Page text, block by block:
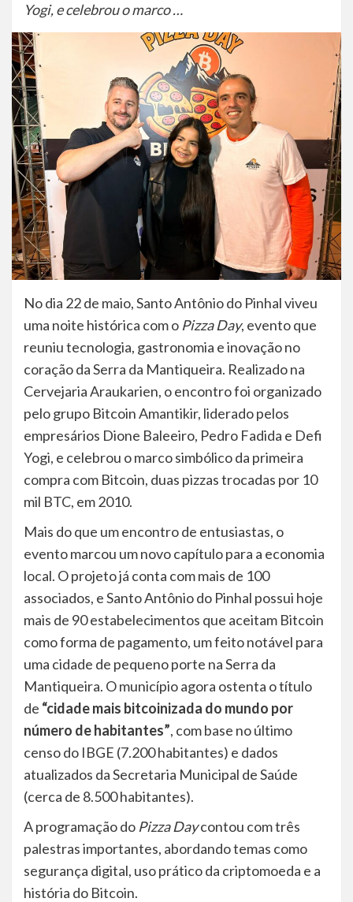
Yogi, e celebrou o marco …
No dia 22 de maio, Santo Antônio do Pinhal viveu
uma noite histórica com o Pizza Day, evento que
reuniu tecnologia, gastronomia e inovação no
coração da Serra da Mantiqueira. Realizado na
Cervejaria Araukarien, o encontro foi organizado
pelo grupo Bitcoin Amantikir, liderado pelos
empresários Dione Baleeiro, Pedro Fadida e Defi
Yogi, e celebrou o marco simbólico da primeira
compra com Bitcoin, duas pizzas trocadas por 10
mil BTC, em 2010.
Mais do que um encontro de entusiastas, o
evento marcou um novo capítulo para a economia
local. O projeto já conta com mais de 100
associados, e Santo Antônio do Pinhal possui hoje
mais de 90 estabelecimentos que aceitam Bitcoin
como forma de pagamento, um feito notável para
uma cidade de pequeno porte na Serra da
Mantiqueira. O município agora ostenta o título
de “cidade mais bitcoinizada do mundo por
número de habitantes”, com base no último
censo do IBGE (7.200 habitantes) e dados
atualizados da Secretaria Municipal de Saúde
(cerca de 8.500 habitantes).
A programação do Pizza Daycontou com três
palestras importantes, abordando temas como
segurança digital, uso prático da criptomoeda e a
história do Bitcoin.